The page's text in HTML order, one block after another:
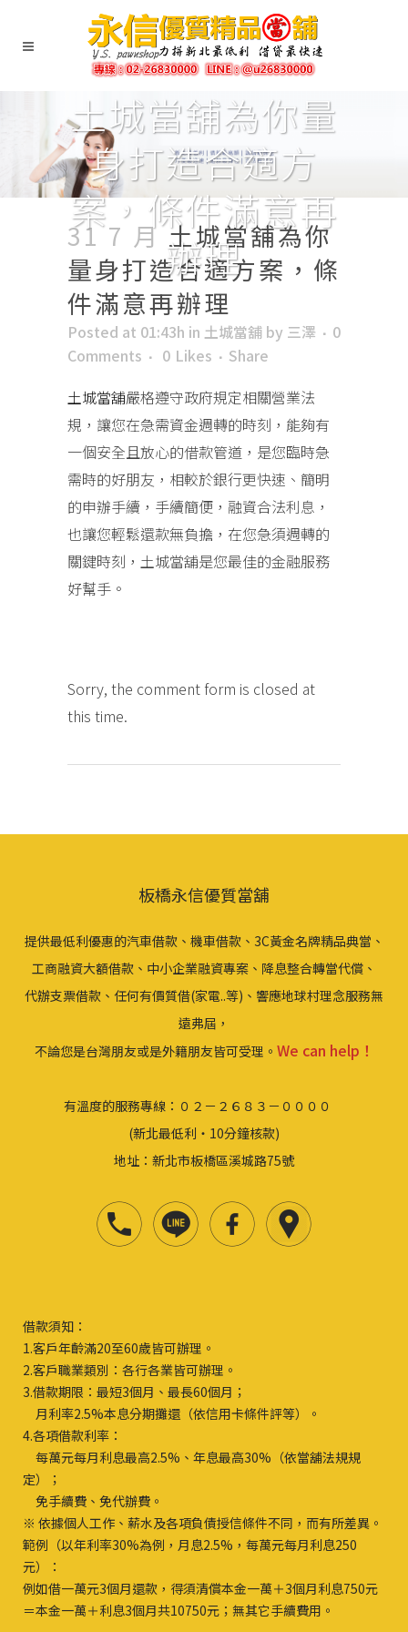
土城當舖為你量
身打造合適方
案，條件滿意再
辦理
31 7 月土城當舖為你
量身打造合適方案，條
件滿意再辦理
Posted at 01:43h in 土城當舖 by 三澤
0
Comments
0 Likes
Share
土城當舖嚴格遵守政府規定相關營業法
規，讓您在急需資金週轉的時刻，能夠有
一個安全且放心的借款管道，是您臨時急
需時的好朋友，相較於銀行更快速、簡明
的申辦手續，手續簡便，融資合法利息，
也讓您輕鬆還款無負擔，在您急須週轉的
關鍵時刻，土城當舖是您最佳的金融服務
好幫手。
Sorry, the comment form is closed at
this time.
板橋永信優質當舖
提供最低利優惠的汽車借款、機車借款、3C黃金名牌精品典當、
工商融資大額借款、中小企業融資專案、降息整合轉當代償、
代辦支票借款、任何有價質借(家電..等)、響應地球村理念服務無
遠弗屆，
不論您是台灣朋友或是外籍朋友皆可受理。 We can help！
有溫度的服務專線：０２－２６８３－００００
(新北最低利‧10分鐘核款)
地址：新北市板橋區溪城路75號
借款須知：
1.客戶年齡滿20至60歲皆可辦理。
2.客戶職業類別：各行各業皆可辦理。
3.借款期限：最短3個月、最長60個月；
月利率2.5%本息分期攤還（依信用卡條件評等）。
4.各項借款利率：
每萬元每月利息最高2.5%、年息最高30%（依當舖法規規
定）；
免手續費、免代辦費。
※ 依據個人工作、薪水及各項負債授信條件不同，而有所差異。
範例（以年利率30%為例，月息2.5%，每萬元每月利息250
元）：
例如借一萬元3個月還款，得須清償本金一萬＋3個月利息750元
＝本金一萬＋利息3個月共10750元；無其它手續費用。